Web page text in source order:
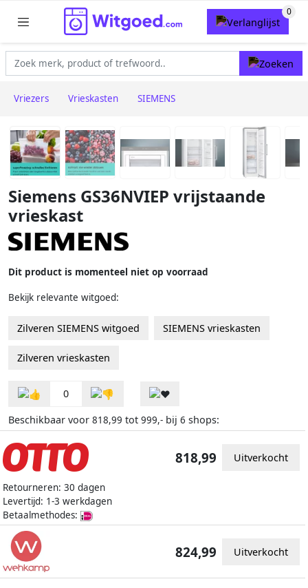
Vriezers Vrieskasten SIEMENS
Siemens GS36NVIEP vrijstaande
vrieskast
Dit product is momenteel niet op voorraad
Bekijk relevante witgoed:
Zilveren SIEMENS witgoed SIEMENS vrieskasten
Zilveren vrieskasten
0
Beschikbaar voor 818,99 tot 999,- bij 6 shops:
Retourneren: 30 dagen
Levertijd: 1-3 werkdagen
Betaalmethodes:
818,99 Uitverkocht
824,99 Uitverkocht